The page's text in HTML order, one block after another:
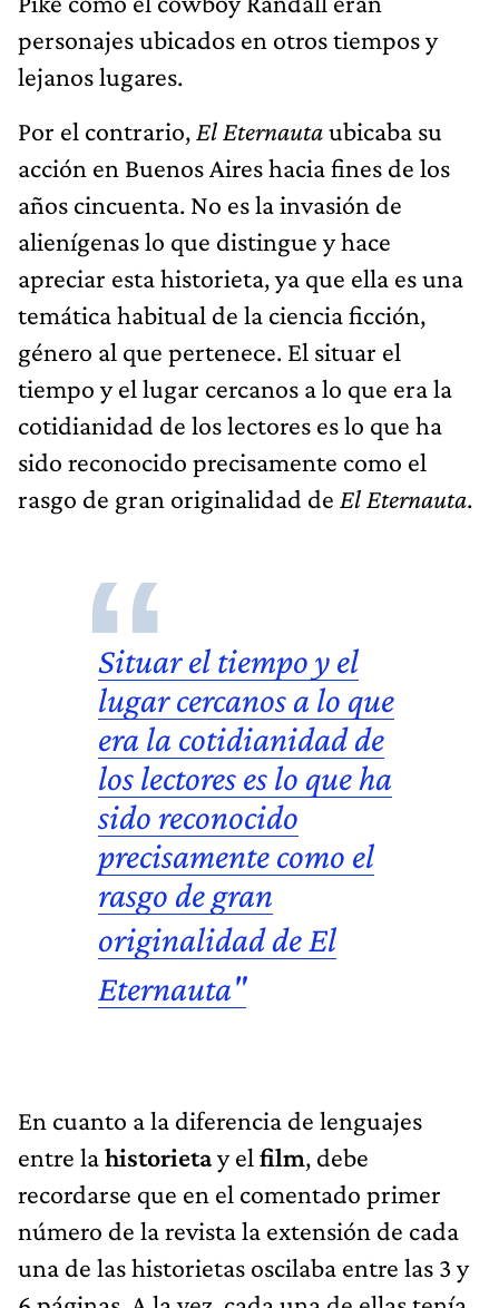
personajes ubicados en otros tiempos y
lejanos lugares.
Por el contrario, El Eternautaubicaba su
acción en Buenos Aires hacia fines de los
años cincuenta. No es la invasión de
alienígenas lo que distingue y hace
apreciar esta historieta, ya que ella es una
temática habitual de la ciencia ficción,
género al que pertenece. El situar el
tiempo y el lugar cercanos a lo que era la
cotidianidad de los lectores es lo que ha
sido reconocido precisamente como el
rasgo de gran originalidad de El Eternauta.
Situar el tiempo y el
lugar cercanos a lo que
era la cotidianidad de
los lectores es lo que ha
sido reconocido
precisamente como el
rasgo de gran
originalidad deEl
Eternauta"
En cuanto a la diferencia de lenguajes
entre lahistorietay el film, debe
recordarse que en el comentado primer
número de la revista la extensión de cada
una de las historietas oscilaba entre las 3 y